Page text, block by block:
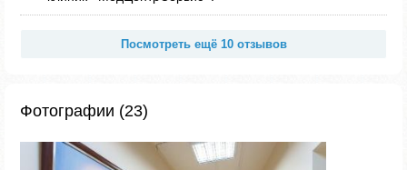
Посмотреть ещё 10 отзывов
Фотографии (23)